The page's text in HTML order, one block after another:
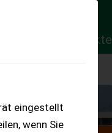
eingestellt
wenn Sie
Online-Produkte